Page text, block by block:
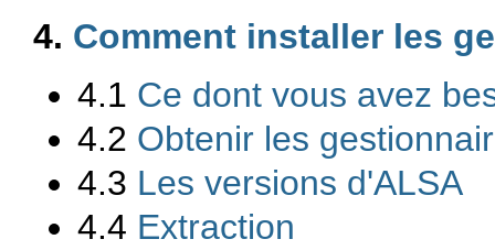
4. Comment installer les
4.1 Ce dont vous avez
4.2 Obtenir les
4.3 Les versions d'ALSA
4.4 Extraction